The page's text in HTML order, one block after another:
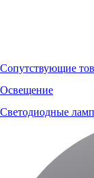
Сопутствующие
Освещение
Светодиодные